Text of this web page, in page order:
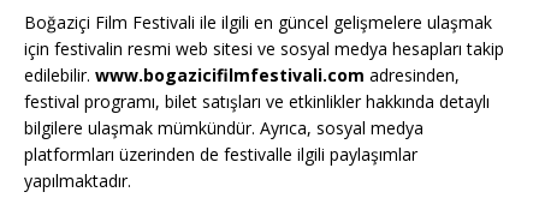
Boğaziçi Film Festivali ile ilgili en güncel gelişmelere ulaşmak
için festivalin resmi web sitesi ve sosyal medya hesapları takip
edilebilir. www.bogazicifilmfestivali.com adresinden,
festival programı, bilet satışları ve etkinlikler hakkında detaylı
bilgilere ulaşmak mümkündür. Ayrıca, sosyal medya
platformları üzerinden de festivalle ilgili paylaşımlar
yapılmaktadır.